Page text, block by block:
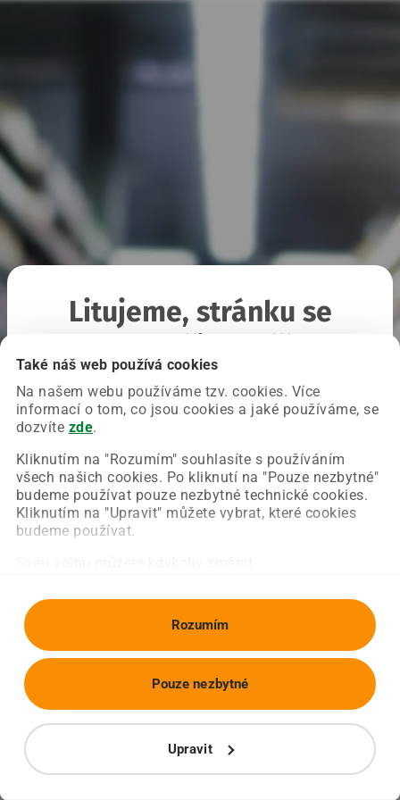
Také náš web používá cookies
Na našem webu používáme tzv. cookies. Více
informací o tom, co jsou cookies a jaké používáme, se
dozvíte zde.
Kliknutím na "Rozumím" souhlasíte s používáním
všech našich cookies. Po kliknutí na "Pouze nezbytné"
budeme používat pouze nezbytné technické cookies.
Kliknutím na "Upravit" můžete vybrat, které cookies
budeme používat.
Rozumím
Upravit
Pouze nezbytné
Litujeme, stránku se
Chyba nastala na naší straně a už ji opravujeme.
Zkuste prosím znovu načíst požadovanou stránku.
Obnovit stránku Úvodní strana